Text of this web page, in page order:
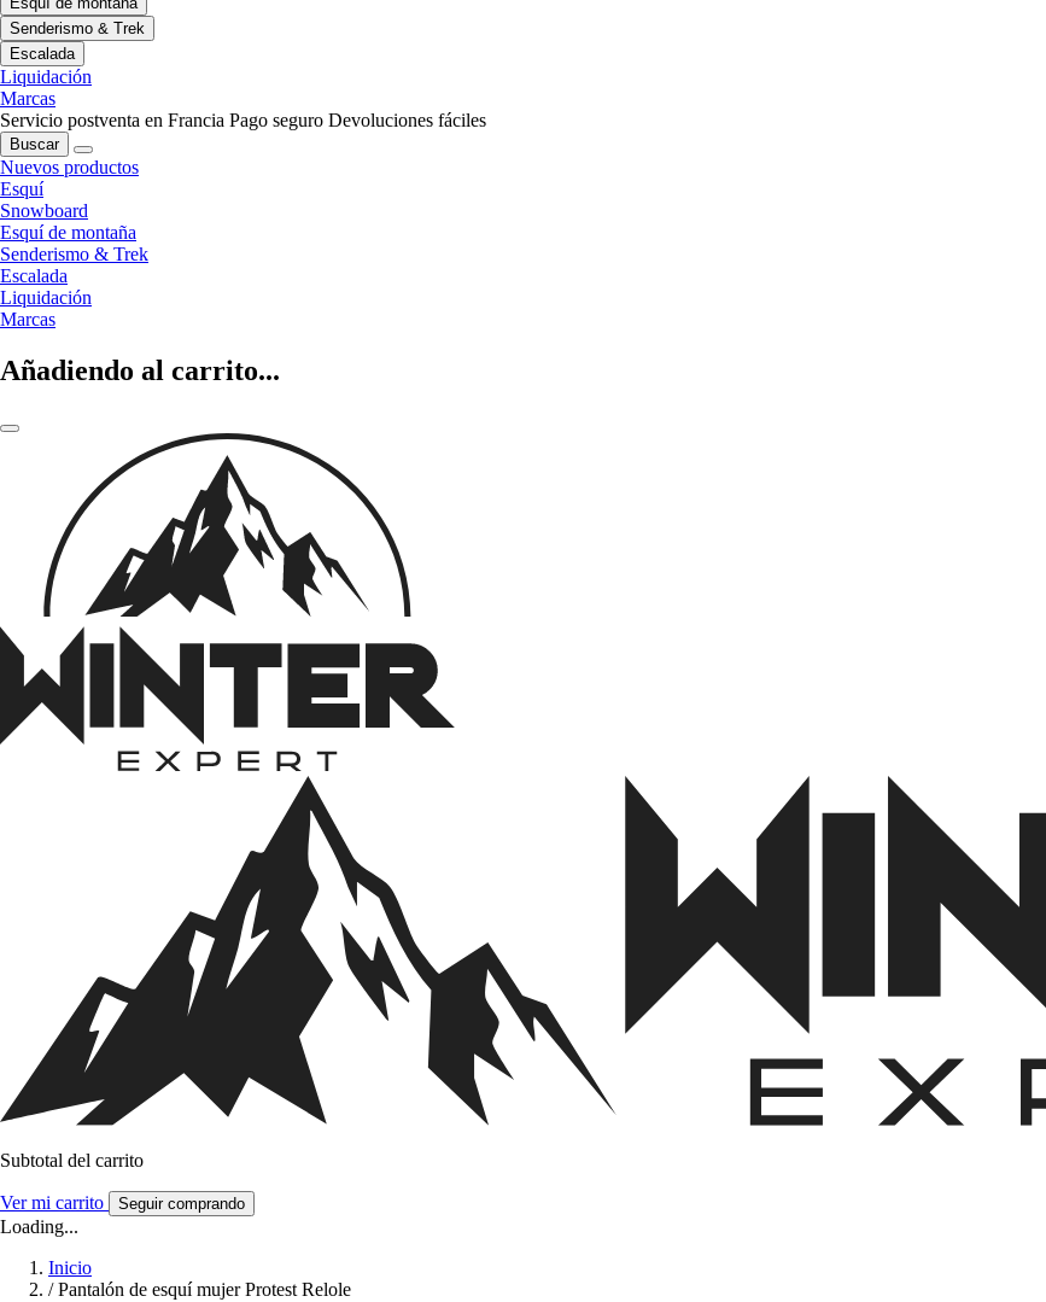
Senderismo & Trek
Escalada
Liquidación
Marcas
Servicio postventa en Francia Pago seguro Devoluciones fáciles
Buscar
Nuevos productos
Esquí
Snowboard
Esquí de montaña
Senderismo & Trek
Escalada
Liquidación
Marcas
Añadiendo al carrito...
Subtotal del carrito
Ver mi carrito Seguir comprando
Loading...
Inicio
/ Pantalón de esquí mujer Protest Relole